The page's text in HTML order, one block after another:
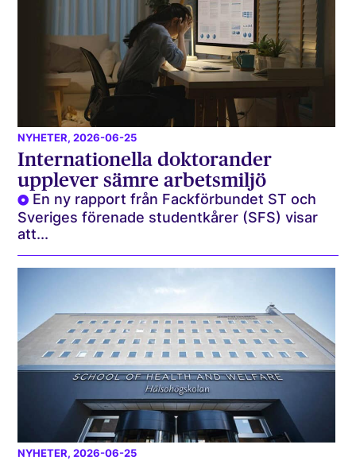
NYHETER, 2026-06-25
Internationella doktorander
upplever sämre arbetsmiljö
En ny rapport från Fackförbundet ST och
Sveriges förenade studentkårer (SFS) visar
att...
NYHETER, 2026-06-25